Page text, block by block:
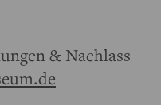
& Nachlass